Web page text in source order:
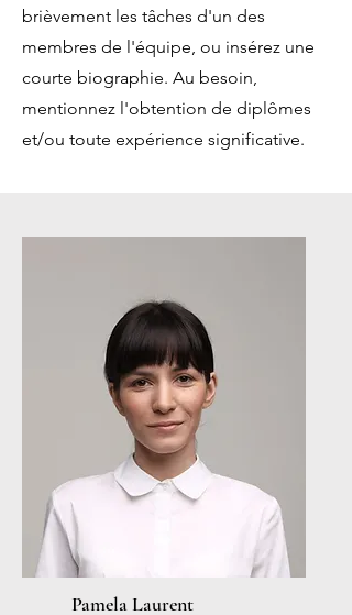
brièvement les tâches d'un des
membres de l'équipe, ou insérez une
courte biographie. Au besoin,
mentionnez l'obtention de diplômes
et/​ou toute expérience significative.
Pamela Laurent